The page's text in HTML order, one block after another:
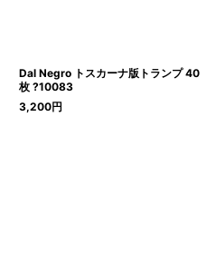
Dal Negro トスカーナ版トランプ 40
枚 ?10083
3,200円